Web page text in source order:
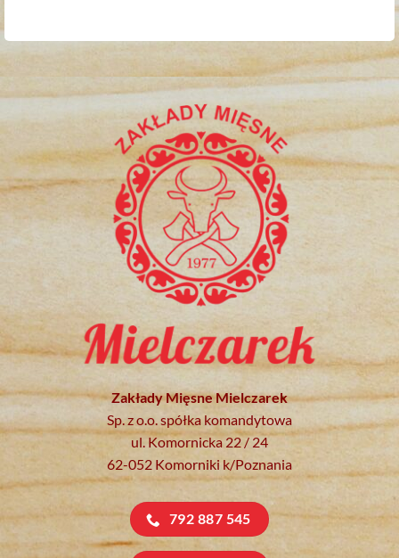
Zakłady Mięsne Mielczarek
Sp. z o.o. spółka komandytowa
ul. Komornicka 22 / 24
62-052 Komorniki k/Poznania
792 887 545